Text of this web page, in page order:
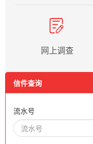
网上调查
信件查询
流水号